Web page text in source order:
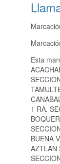
Esta
1 RA.
BUENA
AZTLAN